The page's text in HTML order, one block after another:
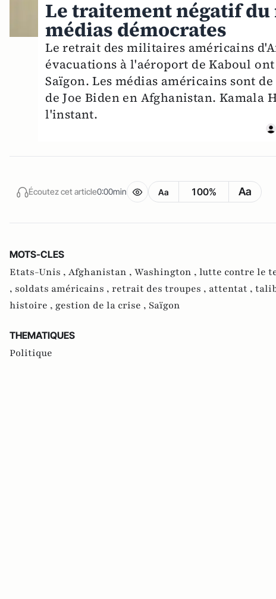
Le traitement négatif
médias démocrates
Le retrait des militaires américains
évacuations à l'aéroport de Kaboul
Saïgon. Les médias américains sont
de Joe Biden en Afghanistan. Kamala
l'instant.
Écoutez cet article0:00min Aa 100% Aa
MOTS-CLES
Etats-Unis , Afghanistan , Washington , lutte contre le
, soldats américains , retrait des troupes , attentat ,
histoire , gestion de la crise , Saïgon
THEMATIQUES
Politique